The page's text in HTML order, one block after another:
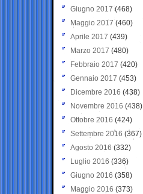
Giugno 2017 (468)
Maggio 2017 (460)
Aprile 2017 (439)
Marzo 2017 (480)
Febbraio 2017 (420)
Gennaio 2017 (453)
Dicembre 2016 (438)
Novembre 2016 (438)
Ottobre 2016 (424)
Settembre 2016 (367)
Agosto 2016 (332)
Luglio 2016 (336)
Giugno 2016 (358)
Maggio 2016 (373)